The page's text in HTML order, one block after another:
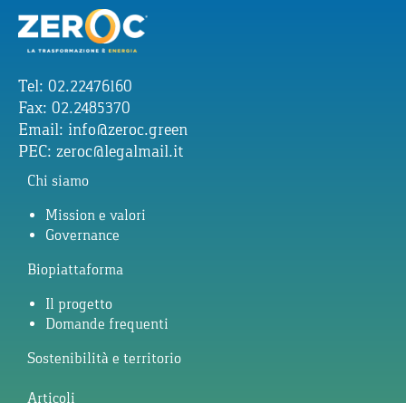
Tel: 02.22476160
Fax: 02.2485370
Email: info@zeroc.green
PEC: zeroc@legalmail.it
Chi siamo
Mission e valori
Governance
Biopiattaforma
Il progetto
Domande frequenti
Sostenibilità e territorio
Articoli